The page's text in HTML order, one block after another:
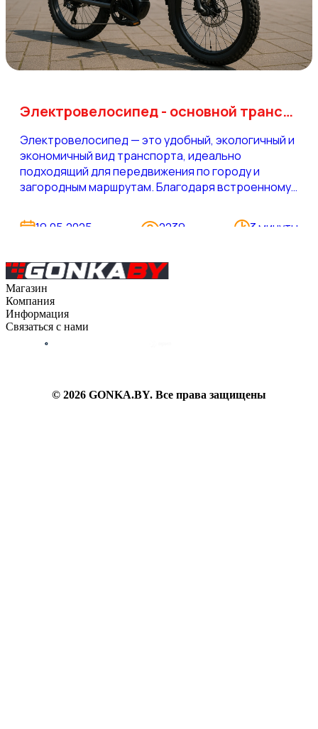
Электровелосипед - основной транспорт для города сегодня
Электровелосипед — это удобный, экологичный и
экономичный вид транспорта, идеально
подходящий для передвижения по городу и
загородным маршрутам. Благодаря встроенному
подъемами, пробками и дальними расстояниями
электровелосипед с рассрочкой, гарантией и
сервисной поддержкой.
19.05.2025 2239 3 минуты
Магазин
Каталог
Компания
О компании
Информация
Связаться с нами
© 2026 GONKA.BY. Все права защищены